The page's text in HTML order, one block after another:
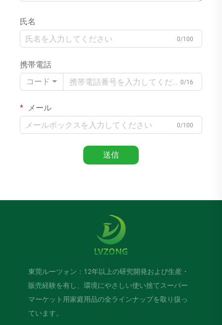
氏名
0/100
携帯電話
コード
0/16
メール
0/100
送信
東莞ルーツォン：12年以上の研究開発および生産・
販売経験を有し、環境にやさしい使い捨てスーパー
マーケット用家庭用品の全ラインナップを取り扱っ
ています。